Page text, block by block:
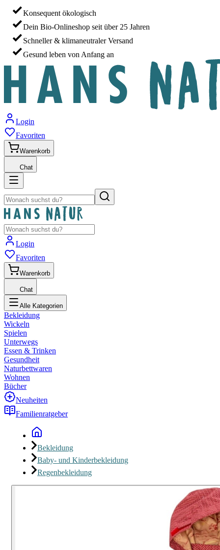
Konsequent ökologisch
Dein Bio-Onlineshop seit über 25 Jahren
Schneller & klimaneutraler Versand
Gesund leben von Anfang an
Login
Favoriten
Warenkorb
Chat
Login
Favoriten
Warenkorb
Chat
Alle Kategorien
Bekleidung
Wickeln
Spielen
Unterwegs
Essen & Trinken
Gesundheit
Naturbettwaren
Wohnen
Bücher
Neuheiten
Familienratgeber
Bekleidung
Baby- und Kinderbekleidung
Regenbekleidung